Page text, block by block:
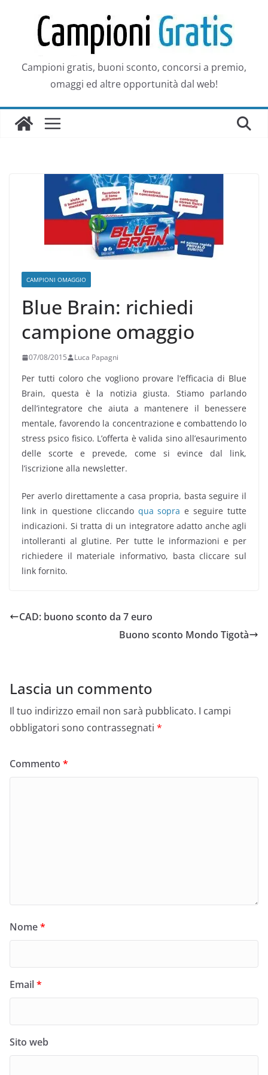
contenuto
Campioni gratis, buoni sconto, concorsi a premio,
omaggi ed altre opportunità dal web!
CAMPIONI OMAGGIO
Blue Brain: richiedi
campione omaggio
07/08/2015 Luca Papagni
Per tutti coloro che vogliono provare l’efficacia di Blue
Brain, questa è la notizia giusta. Stiamo parlando
dell’integratore che aiuta a mantenere il benessere
mentale, favorendo la concentrazione e combattendo lo
stress psico fisico. L’offerta è valida sino all’esaurimento
delle scorte e prevede, come si evince dal link,
l’iscrizione alla newsletter.
Per averlo direttamente a casa propria, basta seguire il
link in questione cliccando qua sopra e seguire tutte
indicazioni. Si tratta di un integratore adatto anche agli
intolleranti al glutine. Per tutte le informazioni e per
richiedere il materiale informativo, basta cliccare sul
link fornito.
CAD: buono sconto da 7 euro
Buono sconto Mondo Tigotà
Lascia un commento
Il tuo indirizzo email non sarà pubblicato. I campi
obbligatori sono contrassegnati *
Commento *
Nome*
Email*
Sito web